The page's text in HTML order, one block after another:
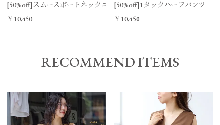
[50%off]スムースボートネックニットプルオーバー
￥10,450
[50%off]1タックハーフパンツ
￥10,450
RECOMMEND ITEMS